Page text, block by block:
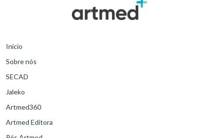
Início
Sobre nós
SECAD
Jaleko
Artmed360
Artmed Editora